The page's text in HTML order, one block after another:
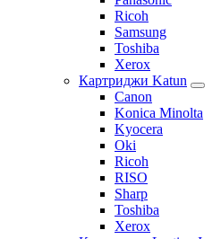
Ricoh
Samsung
Toshiba
Xerox
Картриджи Katun
Canon
Konica Minolta
Kyocera
Oki
Ricoh
RISO
Sharp
Toshiba
Xerox